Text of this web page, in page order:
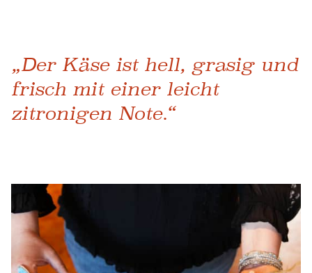
„Der Käse ist hell, grasig und
frisch mit einer leicht
zitronigen Note.“